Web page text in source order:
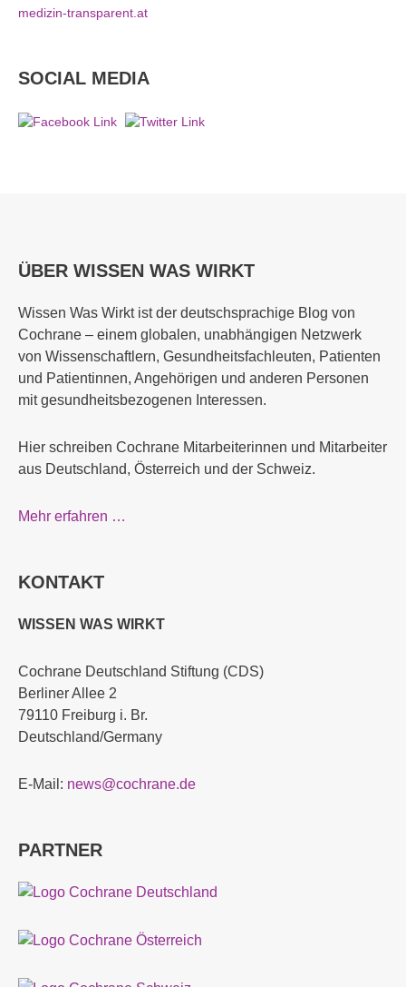
medizin-transparent.at
SOCIAL MEDIA
ÜBER WISSEN WAS WIRKT
Wissen Was Wirkt ist der deutschsprachige Blog von
Cochrane – einem globalen, unabhängigen Netzwerk
von Wissenschaftlern, Gesundheitsfachleuten, Patienten
und Patientinnen, Angehörigen und anderen Personen
mit gesundheitsbezogenen Interessen.
Hier schreiben Cochrane Mitarbeiterinnen und Mitarbeiter
aus Deutschland, Österreich und der Schweiz.
Mehr erfahren …
KONTAKT
WISSEN WAS WIRKT
Cochrane Deutschland Stiftung (CDS)
Berliner Allee 2
79110 Freiburg i. Br.
Deutschland/Germany
E-Mail: news@cochrane.de
PARTNER